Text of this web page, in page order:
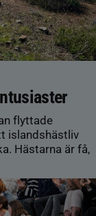
flyttade
islandshästliv
Hästarna är få,